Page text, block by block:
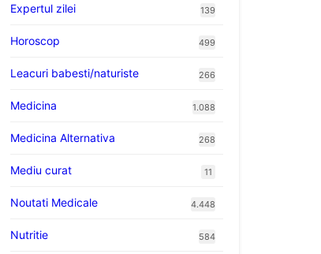
Expertul zilei 139
Horoscop 499
Leacuri babesti/naturiste 266
Medicina 1.088
Medicina Alternativa 268
Mediu curat 11
Noutati Medicale 4.448
Nutritie 584